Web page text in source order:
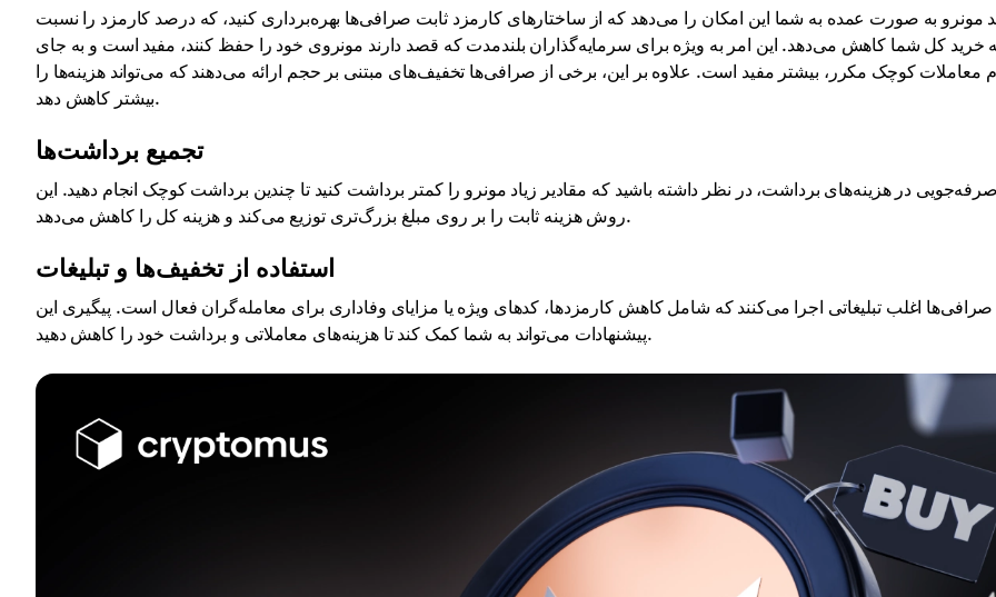
مونرو به صورت عمده به شما این امکان را می‌دهد که از ساختارهای کارمزد ثابت صرافی‌ها بهره‌برداری کنید، که درصد کارمزد را نسبت
خرید کل شما کاهش می‌دهد. این امر به ویژه برای سرمایه‌گذاران بلندمدت که قصد دارند مونروی خود را حفظ کنند، مفید است و به جای
معاملات کوچک مکرر، بیشتر مفید است. علاوه بر این، برخی از صرافی‌ها تخفیف‌های مبتنی بر حجم ارائه می‌دهند که می‌تواند هزینه‌ها را
بیشتر کاهش دهد.
تجمیع برداشت‌ها
در هزینه‌های برداشت، در نظر داشته باشید که مقادیر زیاد مونرو را کمتر برداشت کنید تا چندین برداشت کوچک انجام دهید. این
روش هزینه ثابت را بر روی مبلغ بزرگ‌تری توزیع می‌کند و هزینه کل را کاهش می‌دهد.
استفاده از تخفیف‌ها و تبلیغات
صرافی‌ها اغلب تبلیغاتی اجرا می‌کنند که شامل کاهش کارمزدها، کدهای ویژه یا مزایای وفاداری برای معامله‌گران فعال است. پیگیری این
پیشنهادات می‌تواند به شما کمک کند تا هزینه‌های معاملاتی و برداشت خود را کاهش دهید.